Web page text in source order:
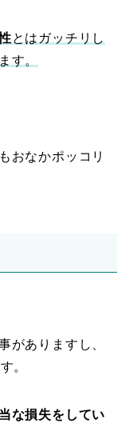
とはガッチリし
す。
おなかポッコリ
がありますし、
。
な損失をしてい